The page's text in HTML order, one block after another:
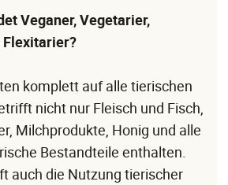
Veganer, Vegetarier,
komplett auf alle tierischen
nicht nur Fleisch und Fisch,
Milchprodukte, Honig und alle
Bestandteile enthalten.
auch die Nutzung tierischer